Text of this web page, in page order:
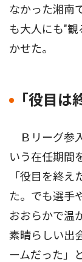
なかった湘南
も大人にも"
かせた。
｢役目は
Ｂリーグ参
いう在任期間
「役目を終
た。でも選手
おおらかで温
素晴らしい出
ームだった」